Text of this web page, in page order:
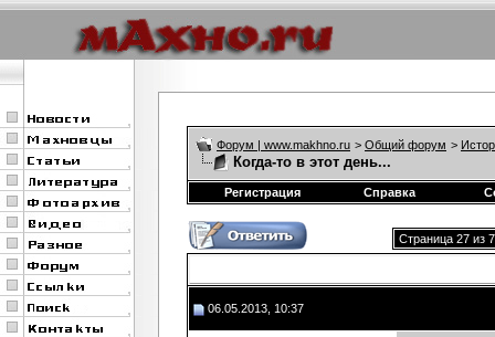
Форум | www.makhno.ru > Общий форум >
Когда-то в этот день...
Регистрация Справка
Страница 27 из
06.05.2013, 10:37